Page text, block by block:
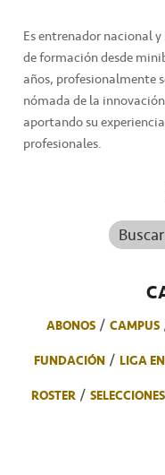
Es entrenador nacional
de formación desde
años, profesionalmente
nómada de la
aportando su
profesionales.
ABONOS CAMPUS
FUNDACIÓN
LIGA
ROSTER
SELECCIONES